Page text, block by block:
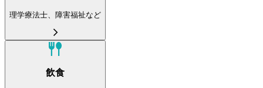
理学療法士、障害福祉など
飲食